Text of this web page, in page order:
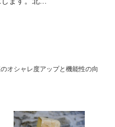
オシャレ度アップと機能性の向